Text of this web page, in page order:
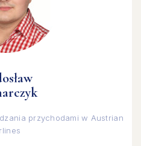
przychodami w Austrian